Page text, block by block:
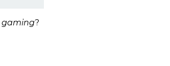
gaming?